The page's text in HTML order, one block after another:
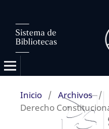
Inicio / Archivos /
Derecho